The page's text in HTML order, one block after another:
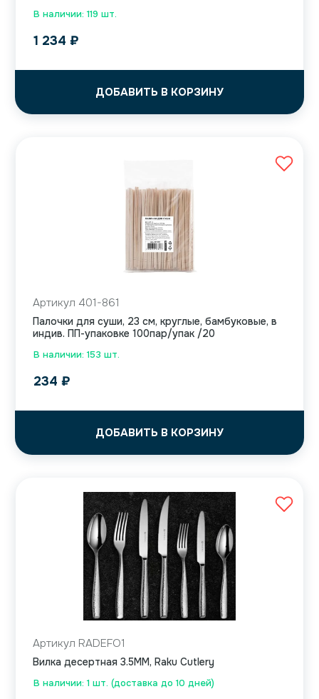
В наличии: 119 шт.
1 234 ₽
ДОБАВИТЬ В КОРЗИНУ
В наличии: 153 шт.
Артикул 401-861
Палочки для суши, 23 см, круглые, бамбуковые, в
индив. ПП-упаковке 100пар/упак /20
234 ₽
ДОБАВИТЬ В КОРЗИНУ
В наличии: 1 шт. (доставка до 10 дней)
Артикул RADEFO1
Вилка десертная 3.5MM, Raku Cutlery